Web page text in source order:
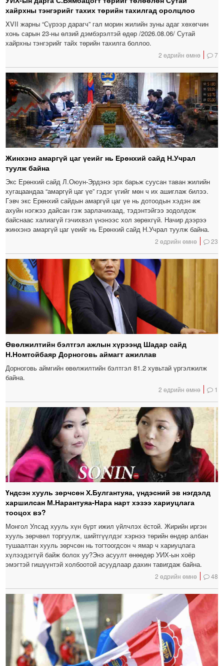
хайрхны тэнгэрийг тахих төрийн тахилгад оролцлоо
XVII жарны “Сүрээр дарагч” гал морин жилийн зуны адаг хөхөгчин
хонь сарын 23-ны өлзий дэмбэрэлтэй өдөр /2026.08.06/ Сутай
хайрхны тэнгэрийг тайх төрийн тахилга боллоо.
2 өдрийн өмнө 7
Жинхэнэ амаргүй цаг үеийг нь Ерөнхий сайд Н.Учрал
туулж байна
Экс Ерөнхий сайд Л.Оюун-Эрдэнэ эрх барьж суусан таван жилийн
хугацаандаа “амаргүй цаг үе” гэдэг үгийг мөн ч их ашиглаж билээ.
Гэвч экс Ерөнхий сайдын амаргүй цаг үе нь дотоодын хэдэн аж
ахуйн нэгжээ дайсан гэж зарлачихаад, тэдэнтэйгээ зодолдож
байснаас халиагүй гэчихвэл үнэнээс хол зөрөхгүй. Начир дээрээ
жинхэнэ амаргүй цаг үеийг нь Ерөнхий сайд Н.Учрал туулж байна.
2 өдрийн өмнө 23
Өвөлжилтийн бэлтгэл ажлын хүрээнд Шадар сайд
Н.Номтойбаяр Дорноговь аймагт ажиллав
Дорноговь аймгийн өвөлжилтийн бэлтгэл 81.2 хувьтай үргэлжилж
байна.
2 өдрийн өмнө 1
Үндсэн хууль зөрчсөн Х.Булгантуяа, үндэсний эв нэгдэлд
харшилсан М.Нарантуяа-Нара нарт хэзээ хариуцлага
тооцох вэ?
Монгол Улсад хууль хүн бүрт ижил үйлчлэх ёстой. Жирийн иргэн
хууль зөрчвөл торгуулж, шийтгүүлдэг хэрнээ төрийн өндөр албан
тушаалтан хууль зөрчсөн нь тогтоогдсон ч ямар ч хариуцлага
хүлээдэггүй байж болох уу?Энэ асуулт өнөөдөр УИХ-ын хоёр
эмэгтэй гишүүнтэй холбоотой асуудлаар дахин тавигдаж байна.
2 өдрийн өмнө 48